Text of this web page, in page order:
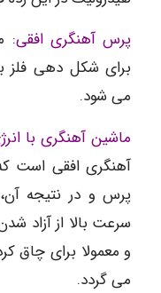
پرس آهنگری افقی:
برای شکل دهی فلز
می شود.
ماشین آهنگری با
پرس و در نتیجه
سرعت بالا از آزاد
و معمولا برای چاق
می گردد.